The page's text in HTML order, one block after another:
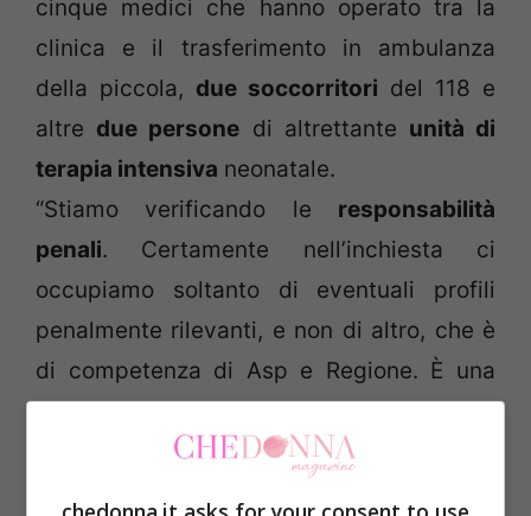
cinque medici che hanno operato tra la
clinica e il trasferimento in ambulanza
della piccola, due soccorritori del 118 e
altre due persone di altrettante unità di
terapia intensiva neonatale.
“Stiamo verificando le responsabilità
penali. Certamente nell’inchiesta ci
occupiamo soltanto di eventuali profili
penalmente rilevanti, e non di altro, che è
di competenza di Asp e Regione. È una
vicenda dolorosa, ci vuole prudenza e
cautela, anche a tutela degli indagati. Non